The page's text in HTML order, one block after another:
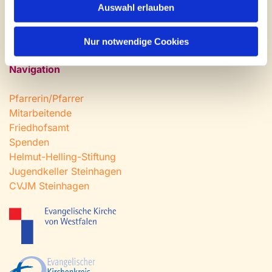
Auswahl erlauben
Nur notwendige Cookies
Fax: 0 52 04 / 25 65
Mail:gemeindeamt@kirche-steinhagen.de
Navigation
Pfarrerin/Pfarrer
Mitarbeitende
Friedhofsamt
Spenden
Helmut-Helling-Stiftung
Jugendkeller Steinhagen
CVJM Steinhagen